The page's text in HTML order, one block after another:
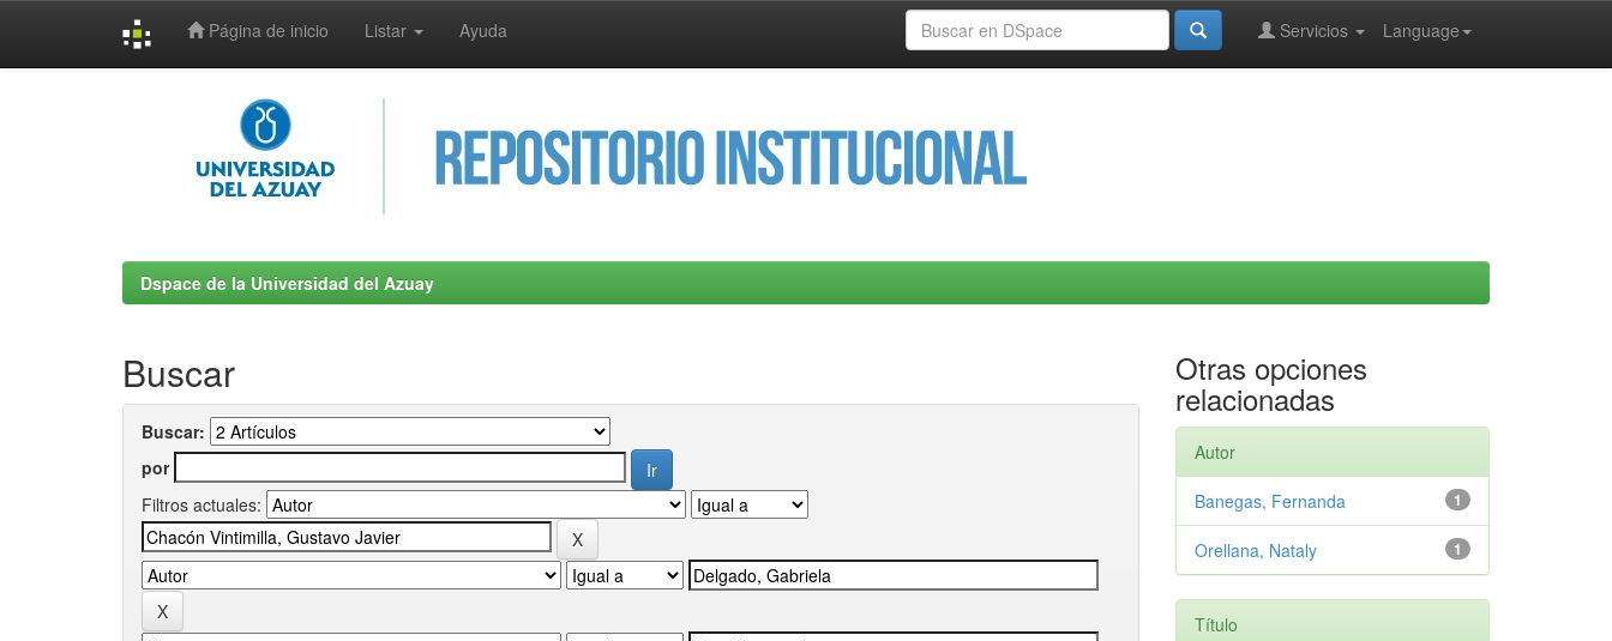
Página de inicio Listar Ayuda Language
Servicios
Dspace de la Universidad del Azuay
Buscar
Buscar:
por
Filtros actuales:
Otras opciones
relacionadas
Autor
1
Banegas, Fernanda
1
Orellana, Nataly
Título